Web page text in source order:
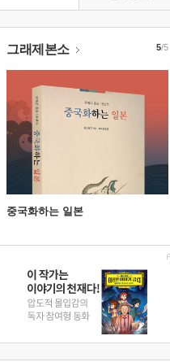
그래제본소
중국화하는 일본
5/5